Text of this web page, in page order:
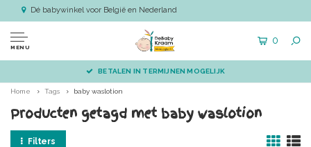
Dé babywinkel voor België en Nederland
MENU
0
BETALEN IN TERMIJNEN MOGELIJK
Home Tags baby waslotion
Producten getagd met baby waslotion
Filters